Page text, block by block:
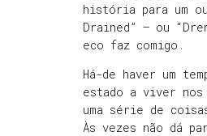
história para um
Drained” – ou
eco faz comigo.
Há-de haver um
estado a viver nos
uma série de
Às vezes não dá